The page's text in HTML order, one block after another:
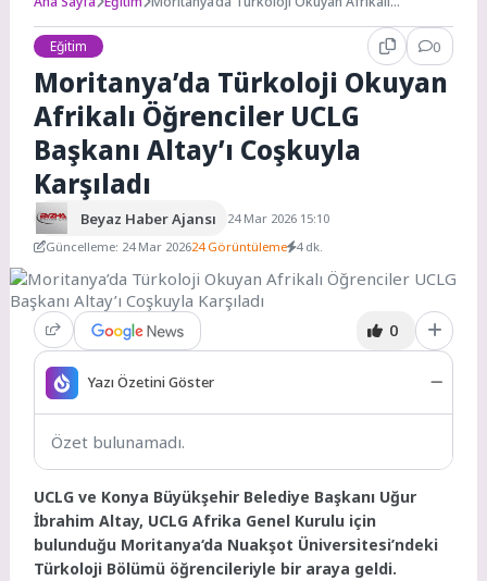
Eğitim 0
Moritanya’da Türkoloji Okuyan
Afrikalı Öğrenciler UCLG
Başkanı Altay’ı Coşkuyla
Karşıladı
Beyaz Haber Ajansı
24 Mar 2026 15:10
Güncelleme: 24 Mar 202624 Görüntüleme 4 dk.
0
Yazı Özetini Göster
Özet bulunamadı.
UCLG ve Konya Büyükşehir Belediye Başkanı Uğur
İbrahim Altay, UCLG Afrika Genel Kurulu için
bulunduğu Moritanya‘da Nuakşot Üniversitesi’ndeki
Türkoloji Bölümü öğrencileriyle bir araya geldi.